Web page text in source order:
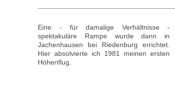
Eine - für damalige Verhältnisse -
spektakuläre Rampe wurde dann in
Jachenhausen bei Riedenburg errichtet.
Hier absolvierte ich 1981 meinen ersten
Höhenflug.